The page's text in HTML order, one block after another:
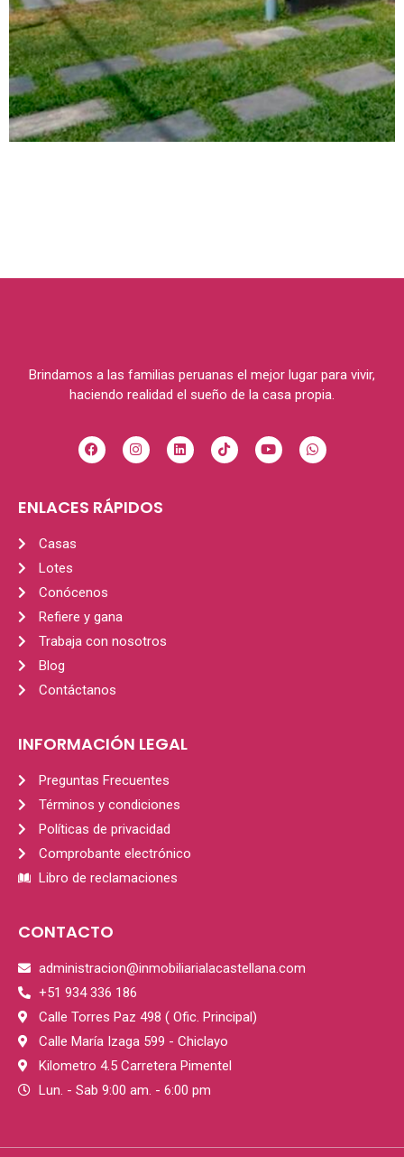
D'après les descriptions techniques que l'on rencontre
s'afficher dans plusieurs devises numériques.
Brindamos a las familias peruanas el mejor lugar para vivir,
haciendo realidad el sueño de la casa propia.
ENLACES RÁPIDOS
Casas
Lotes
Conócenos
Refiere y gana
Trabaja con nosotros
Blog
Contáctanos
INFORMACIÓN LEGAL
Preguntas Frecuentes
Términos y condiciones
Políticas de privacidad
Comprobante electrónico
Libro de reclamaciones
CONTACTO
administracion@inmobiliarialacastellana.com
+51 934 336 186
Calle Torres Paz 498 ( Ofic. Principal)
Calle María Izaga 599 - Chiclayo
Kilometro 4.5 Carretera Pimentel
Lun. - Sab 9:00 am. - 6:00 pm